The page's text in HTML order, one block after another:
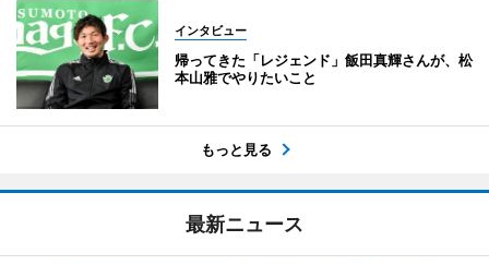
インタビュー
帰ってきた「レジェンド」飯田真輝さんが、松
本山雅でやりたいこと
もっと見る
最新ニュース